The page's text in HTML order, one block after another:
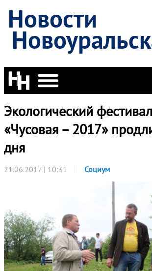
Новости
Экологический
«Чусовая – 2017»
дня
21.06.2017 | 10:31 Социум